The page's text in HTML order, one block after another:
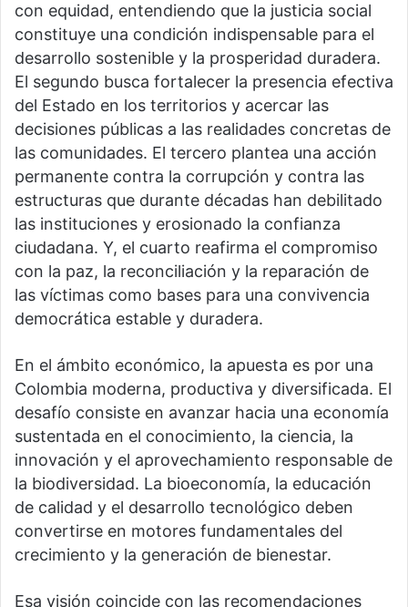
con equidad, entendiendo que la justicia social
constituye una condición indispensable para el
desarrollo sostenible y la prosperidad duradera.
El segundo busca fortalecer la presencia efectiva
del Estado en los territorios y acercar las
decisiones públicas a las realidades concretas de
las comunidades. El tercero plantea una acción
permanente contra la corrupción y contra las
estructuras que durante décadas han debilitado
las instituciones y erosionado la confianza
ciudadana. Y, el cuarto reafirma el compromiso
con la paz, la reconciliación y la reparación de
las víctimas como bases para una convivencia
democrática estable y duradera.
En el ámbito económico, la apuesta es por una
Colombia moderna, productiva y diversificada. El
desafío consiste en avanzar hacia una economía
sustentada en el conocimiento, la ciencia, la
innovación y el aprovechamiento responsable de
la biodiversidad. La bioeconomía, la educación
de calidad y el desarrollo tecnológico deben
convertirse en motores fundamentales del
crecimiento y la generación de bienestar.
Esa visión coincide con las recomendaciones